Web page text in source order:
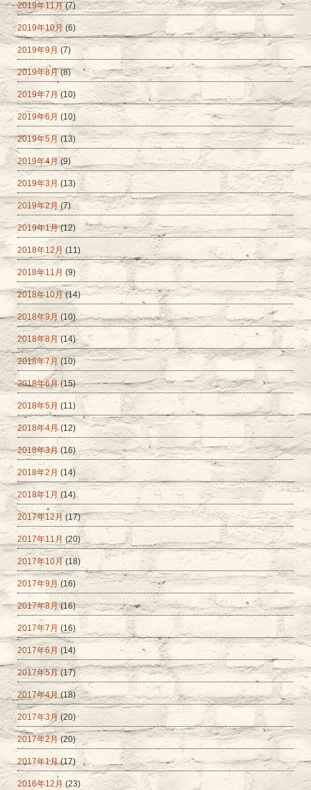
2019年11月(7)
2019年10月 (6)
2019年9月 (7)
2019年8月(8)
2019年7月 (10)
2019年6月 (10)
2019年5月 (13)
2019年4月(9)
2019年3月 (13)
2019年2月 (7)
2019年1月(12)
2018年12月 (11)
2018年11月 (9)
2018年10月(14)
2018年9月(10)
2018年8月(14)
2018年7月(10)
2018年6月(15)
2018年5月 (11)
2018年4月 (12)
2018年3月(16)
2018年2月 (14)
2018年1月 (14)
2017年12月(17)
2017年11月 (20)
2017年10月 (18)
2017年9月 (16)
2017年8月(16)
2017年7月 (16)
2017年6月 (14)
2017年5月(17)
2017年4月(18)
2017年3月 (20)
2017年2月(20)
2017年1月(17)
2016年12月 (23)